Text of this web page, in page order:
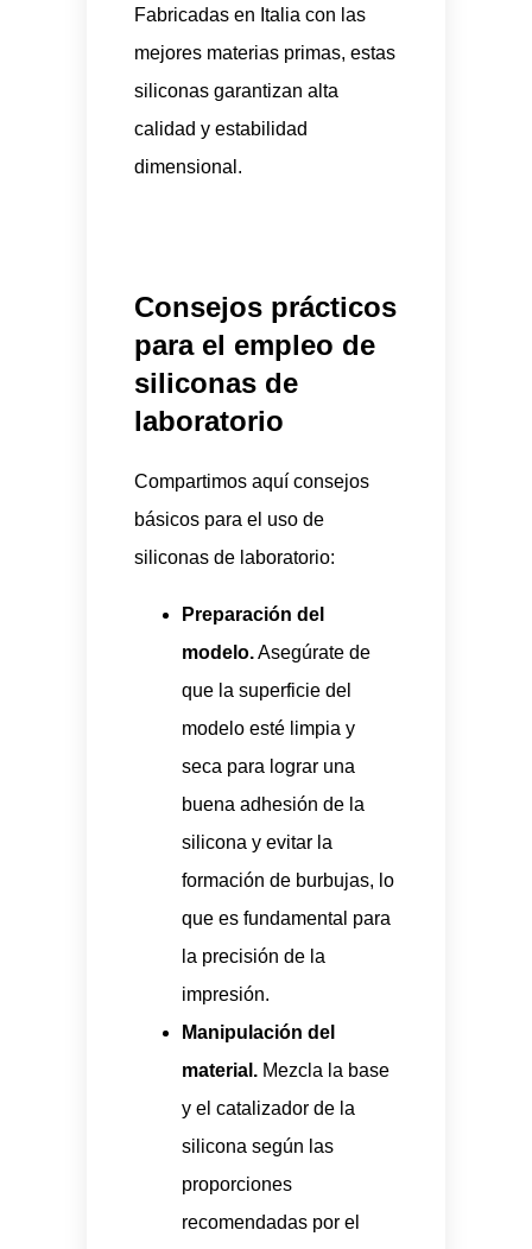
Fabricadas en Italia con las
mejores materias primas, estas
siliconas garantizan alta
calidad y estabilidad
dimensional.
Consejos prácticos
para el empleo de
siliconas de
laboratorio
Compartimos aquí consejos
básicos para el uso de
siliconas de laboratorio:
Preparación del
modelo.Asegúrate de
que la superficie del
modelo esté limpia y
seca para lograr una
buena adhesión de la
silicona y evitar la
formación de burbujas, lo
que es fundamental para
la precisión de la
impresión.
Manipulación del
material.Mezcla la base
y el catalizador de la
silicona según las
proporciones
recomendadas por el